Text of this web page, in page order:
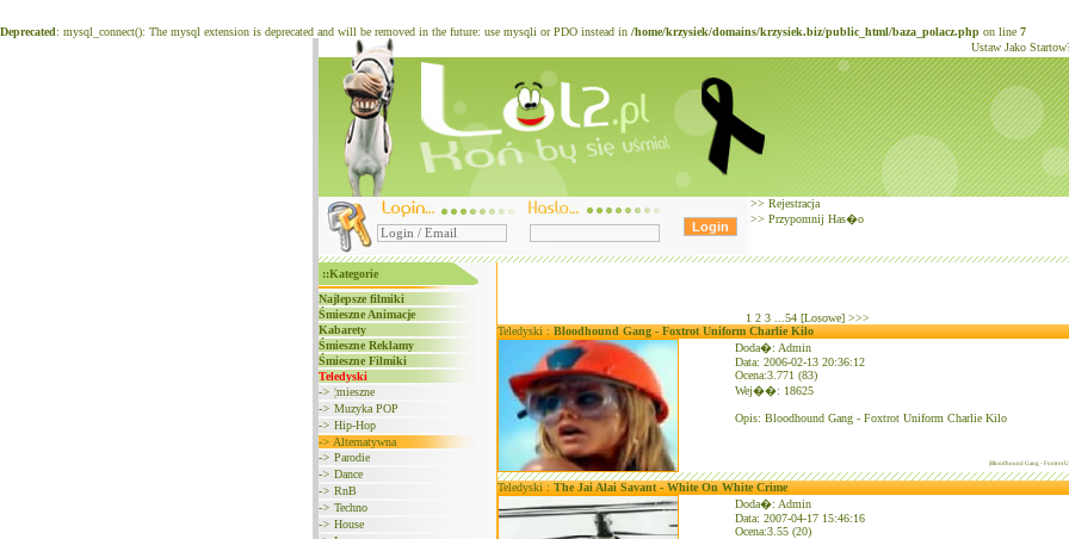
Deprecated: mysql_connect(): The mysql extension is deprecated and will be removed in the future: use mysqli or PDO instead in /home/krzysiek/domains/krzysiek.biz/public_html/baza_polacz.php on line 7
Ustaw Jako
>> Rejestracja
>> Przypomnij Has�o
::Kategorie
Najlepsze filmiki
Śmieszne Animacje
Kabarety
Śmieszne Reklamy
Śmieszne Filmiki
Teledyski
-> ¦mieszne
-> Muzyka POP
-> Hip-Hop
-> Alternatywna
-> Parodie
-> Dance
-> RnB
-> Techno
-> House
1 2 3 ...54 [Losowe] >>>
Teledyski :Bloodhound Gang - Foxtrot Uniform Charlie Kilo
Doda�: Admin
Data: 2006-02-13 20:36:12
Ocena:3.771 (83)
Wej��: 18625
Opis: Bloodhound Gang - Foxtrot Uniform Charlie Kilo
|Bloodhound Gang - Foxtrot
Teledyski :The Jai Alai Savant - White On White Crime
Doda�: Admin
Data: 2007-04-17 15:46:16
Ocena:3.55 (20)